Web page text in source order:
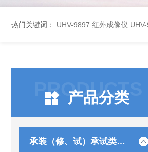
热门关键词： UHV-9897 红外成像仪
PRODUCTS
产品分类
承装（修、试）承试类仪器